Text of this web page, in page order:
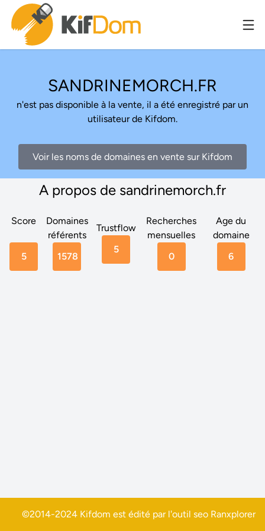
SANDRINEMORCH.FR
n'est pas disponible à la vente, il a été enregistré par un
utilisateur de Kifdom.
Voir les noms de domaines en vente sur Kifdom
A propos de sandrinemorch.fr
Score
5
Domaines
référents
1578
Trustflow
5
Recherches
mensuelles
0
Age du
domaine
6
©2014-2024 Kifdom est édité par l'outil seo Ranxplorer